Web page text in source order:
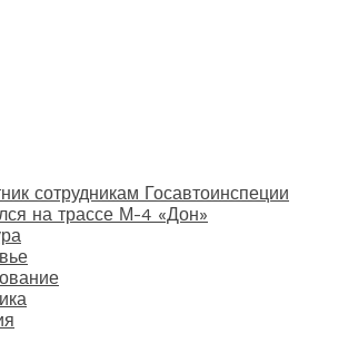
сотрудникам Госавтоинспеции
на трассе М-4 «Дон»